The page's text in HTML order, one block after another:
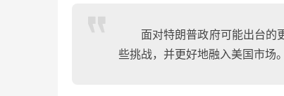
面对特朗普政府可能出台的
些挑战，并更好地融入美国市场。